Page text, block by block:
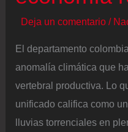
Deja un comentario /
El departamento
anomalía climática que
vertebral productiva. Lo
unificado califica como
lluvias torrenciales en